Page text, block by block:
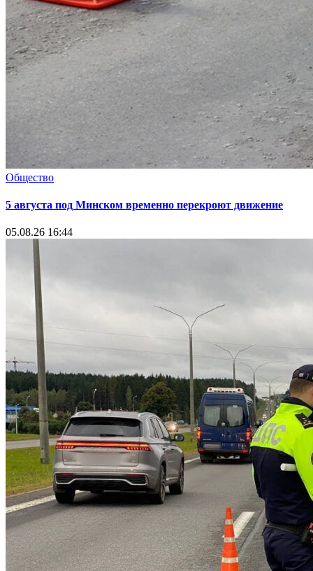
Общество
5 августа под Минском временно перекроют движение
05.08.26 16:44